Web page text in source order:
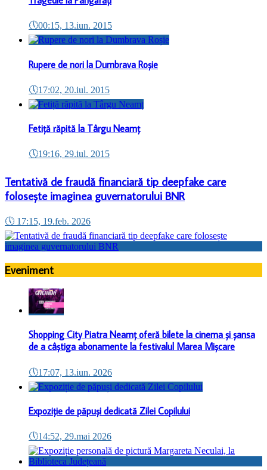
🕔00:15, 13.iun. 2015
Rupere de nori la Dumbrava Roșie
🕔17:02, 20.iul. 2015
Fetiță răpită la Târgu Neamț
🕔19:16, 29.iul. 2015
Tentativă de fraudă financiară tip deepfake care
folosește imaginea guvernatorului BNR
🕔 17:15, 19.feb. 2026
Eveniment
Shopping City Piatra Neamț oferă bilete la cinema și șansa
de a câștiga abonamente la festivalul Marea Mișcare
🕔17:07, 13.iun. 2026
Expoziție de păpuși dedicată Zilei Copilului
🕔14:52, 29.mai 2026